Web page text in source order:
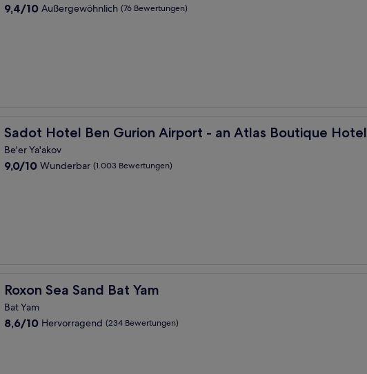
9.4
9,4/10 Außergewöhnlich (76 Bewertungen)
Sadot Hotel Ben Gurion Airport - an Atlas Boutique Hotel
Sadot Hotel Ben Gurion Airport - an Atlas Boutique Hotel
Be'er Ya'akov
9.0
9,0/10 Wunderbar (1.003 Bewertungen)
Roxon Sea Sand Bat Yam
Roxon Sea Sand Bat Yam
Bat Yam
8.6
8,6/10 Hervorragend (234 Bewertungen)